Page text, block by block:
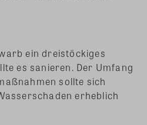
ein dreistöckiges
es sanieren. Der Umfang
sollte sich
erheblich